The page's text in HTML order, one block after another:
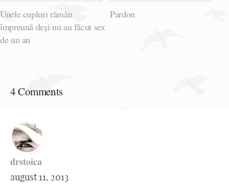
Unele cupluri rămân
împreună deși nu au făcut sex
de un an
Pardon
4 Comments
drstoica
august 11, 2013